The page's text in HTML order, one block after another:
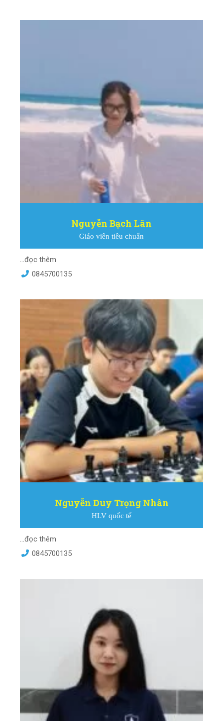
Nguyễn Bạch Lân
Giáo viên tiêu chuẩn
...đọc thêm
0845700135
Nguyễn Duy Trọng Nhân
HLV quốc tế
...đọc thêm
0845700135